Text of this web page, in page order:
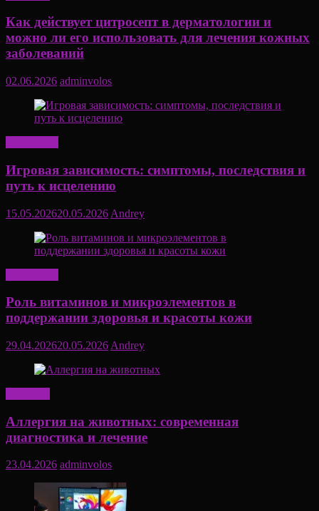
Как действует цитросепт в дерматологии и
можно ли его использовать для лечения кожных
заболеваний
02.06.2026 adminvolos
Игровая зависимость: симптомы, последствия и
путь к исцелению
15.05.202620.05.2026 Andrey
Роль витаминов и микроэлементов в
поддержании здоровья и красоты кожи
29.04.202620.05.2026 Andrey
Аллергия на животных: современная
диагностика и лечение
23.04.2026 adminvolos